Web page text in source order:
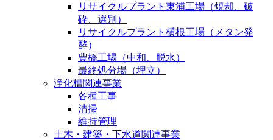
リサイクルプラント東浦工場（焼却、破
砕、選別）
リサイクルプラント横根工場（メタン発
酵）
豊橋工場（中和、脱水）
最終処分場（埋立）
浄化槽関連事業
各種工事
清掃
維持管理
土木・建築・下水道関連事業